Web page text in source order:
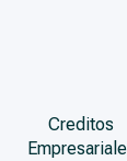
Creditos